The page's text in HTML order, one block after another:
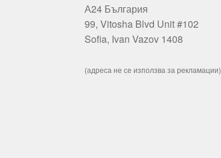
А24 България
99, Vitosha Blvd Unit #102
Sofia, Ivan Vazov 1408
(адреса не се използва за рекламации)